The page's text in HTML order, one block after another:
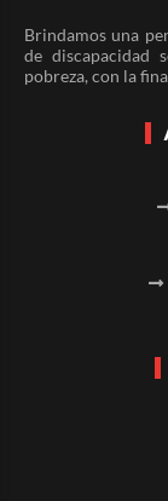
Brindamos una
de discapacidad
pobreza, con la